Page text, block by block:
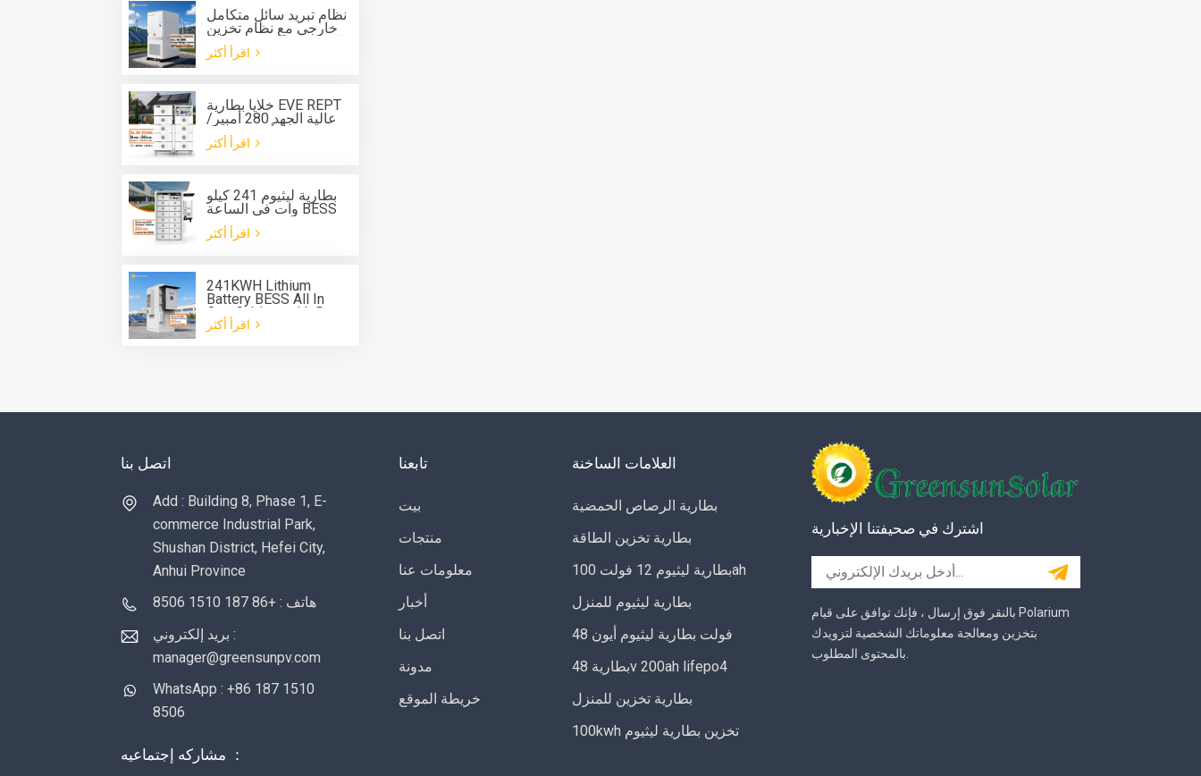
نظام تبريد سائل متكامل
خارجي مع نظام تخزين
طاقة بطارية مدمج بقدرة
125 كيلوواط وسعة 261
خلايا بطارية EVE REPT
عالية الجهد 280 أمبير/
ساعة 314 أمبير/ساعة
نظام بطارية من النوع
بطارية ليثيوم 241 كيلو
وات في الساعة BESS
خزانة الكل في واحد
لنظام تخزين الطاقة
241KWH Lithium
Battery BESS All In
One Cabinet with Deye
three phase Hybrid
اتصل بنا
Add : Building 8, Phase 1, E-
commerce Industrial Park,
Shushan District, Hefei City,
Anhui Province
هاتف : +86 187 1510 8506
بريد إلكتروني :
manager@greensunpv.com
WhatsApp : +86 187 1510
8506
مشاركه إجتماعيه ：
تابعنا
بيت
منتجات
معلومات عنا
أخبار
اتصل بنا
مدونة
خريطة الموقع
العلامات الساخنة
بطارية الرصاص الحمضية
بطارية تخزين الطاقة
بطارية ليثيوم 12 فولت 100ah
بطارية ليثيوم للمنزل
48 فولت بطارية ليثيوم أيون
بطارية 48v 200ah lifepo4
بطارية تخزين للمنزل
100kwh تخزين بطارية ليثيوم
اشترك في صحيفتنا الإخبارية
بالنقر فوق إرسال ، فإنك توافق على قيام Polarium
بتخزين ومعالجة معلوماتك الشخصية لتزويدك